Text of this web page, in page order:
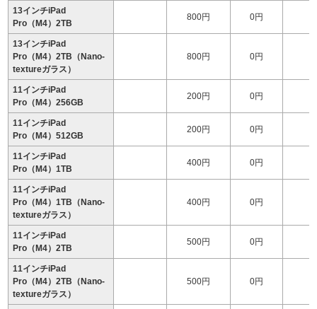
13インチiPad
Pro（M4）2TB
800円 0円
13インチiPad
Pro（M4）2TB（Nano-
textureガラス）
800円 0円
11インチiPad
Pro（M4）256GB
200円 0円
11インチiPad
Pro（M4）512GB
200円 0円
11インチiPad
Pro（M4）1TB
400円 0円
11インチiPad
Pro（M4）1TB（Nano-
textureガラス）
400円 0円
11インチiPad
Pro（M4）2TB
500円 0円
11インチiPad
Pro（M4）2TB（Nano-
textureガラス）
500円 0円